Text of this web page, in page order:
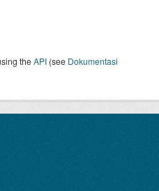
theAPI (see Dokumentasi